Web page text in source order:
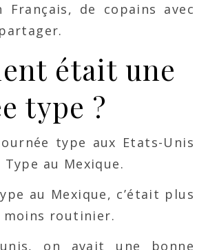
de copains avec
était une
type ?
type aux Etats-Unis
au Mexique.
au Mexique, c’était plus
routinier.
on avait une bonne